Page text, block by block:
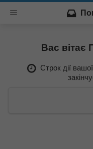
Вас вітає
Строк дії